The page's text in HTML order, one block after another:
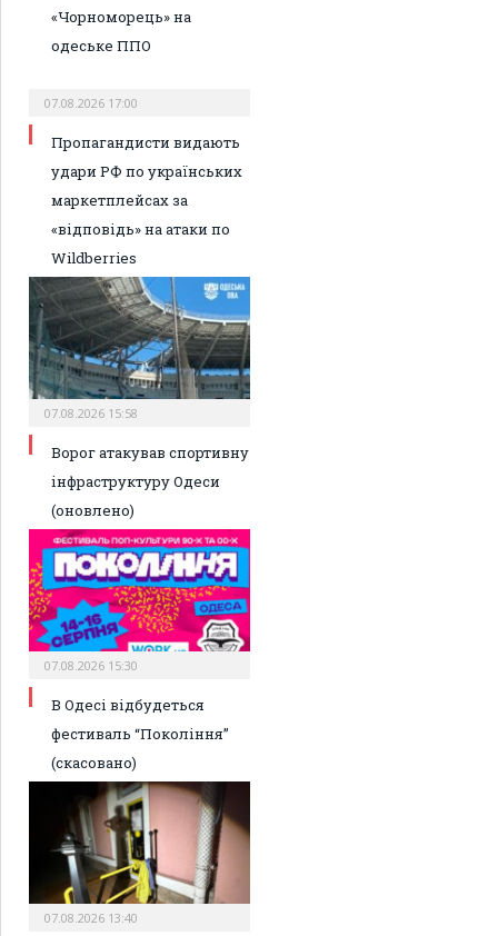
«Чорноморець» на
одеське ППО
07.08.2026 17:00
Пропагандисти видають
удари РФ по українських
маркетплейсах за
«відповідь» на атаки по
Wildberries
07.08.2026 15:58
Ворог атакував спортивну
інфраструктуру Одеси
(оновлено)
07.08.2026 15:30
В Одесі відбудеться
фестиваль “Покоління”
(скасовано)
07.08.2026 13:40